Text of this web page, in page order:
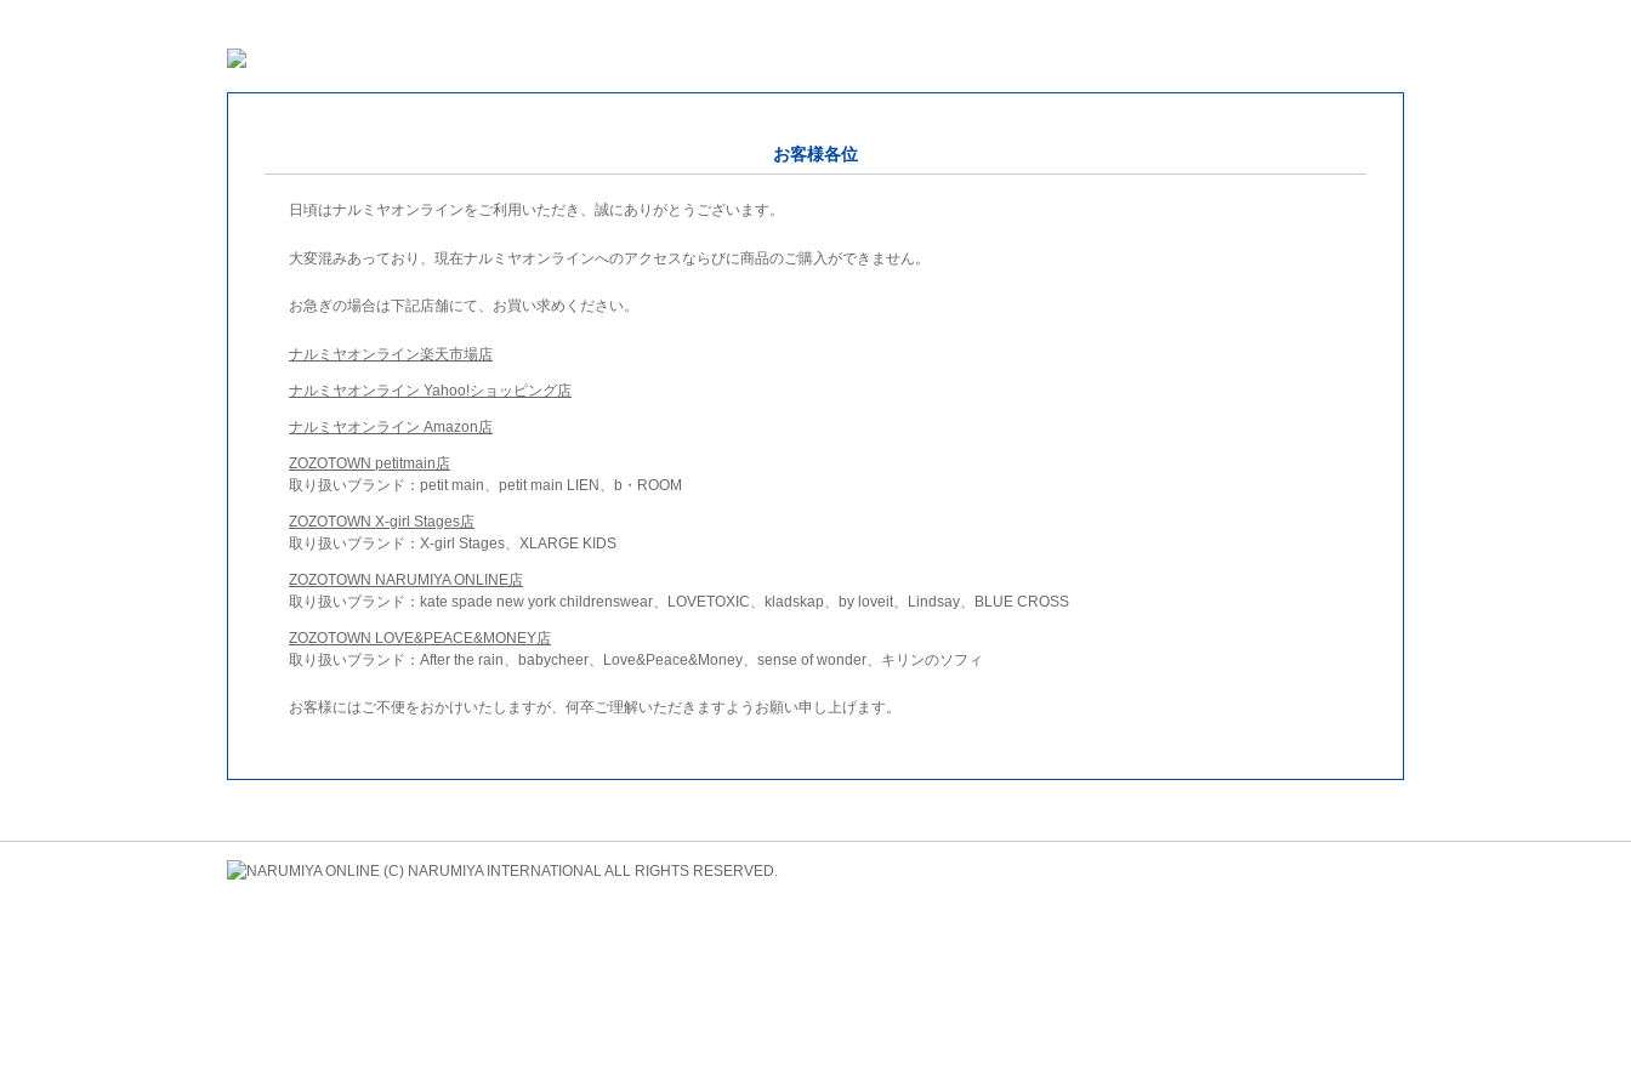
お客様各位
日頃はナルミヤオンラインをご利用いただき、誠にありがとうございます。
大変混みあっており、現在ナルミヤオンラインへのアクセスならびに商品のご購入ができません。
お急ぎの場合は下記店舗にて、お買い求めください。
ナルミヤオンライン楽天市場店
ナルミヤオンライン Yahoo!ショッピング店
ナルミヤオンライン Amazon店
ZOZOTOWN petitmain店
取り扱いブランド：petit main、petit main LIEN、b・ROOM
ZOZOTOWN X-girl Stages店
取り扱いブランド：X-girl Stages、XLARGE KIDS
ZOZOTOWN NARUMIYA ONLINE店
取り扱いブランド：kate spade new york childrenswear、LOVETOXIC、kladskap、by loveit、Lindsay、BLUE CROSS
ZOZOTOWN LOVE&PEACE&MONEY店
取り扱いブランド：After the rain、babycheer、Love&Peace&Money、sense of wonder、キリンのソフィ
お客様にはご不便をおかけいたしますが、何卒ご理解いただきますようお願い申し上げます。